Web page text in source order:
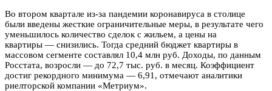
Во втором квартале из-за пандемии коронавируса в столице
были введены жесткие ограничительные меры, в результате чего
уменьшилось количество сделок с жильем, а цены на
квартиры — снизились. Тогда средний бюджет квартиры в
массовом сегменте составлял 10,4 млн руб. Доходы, по данным
Росстата, возросли — до 72,7 тыс. руб. в месяц. Коэффициент
достиг рекордного минимума — 6,91, отмечают аналитики
риелторской компании «Метриум».